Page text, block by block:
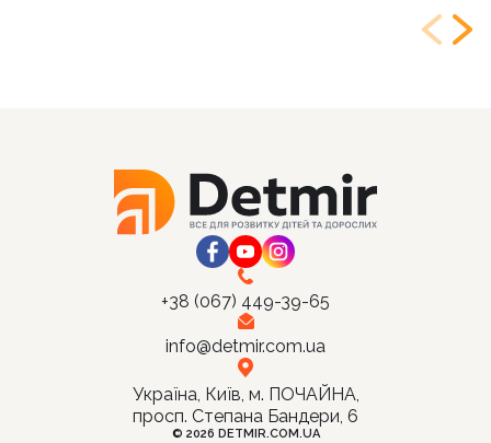
+38 (067) 449-39-65
info@detmir.com.ua
Україна, Київ, м. ПОЧАЙНА,
просп. Степана Бандери, 6
© 2026 DETMIR.COM.UA